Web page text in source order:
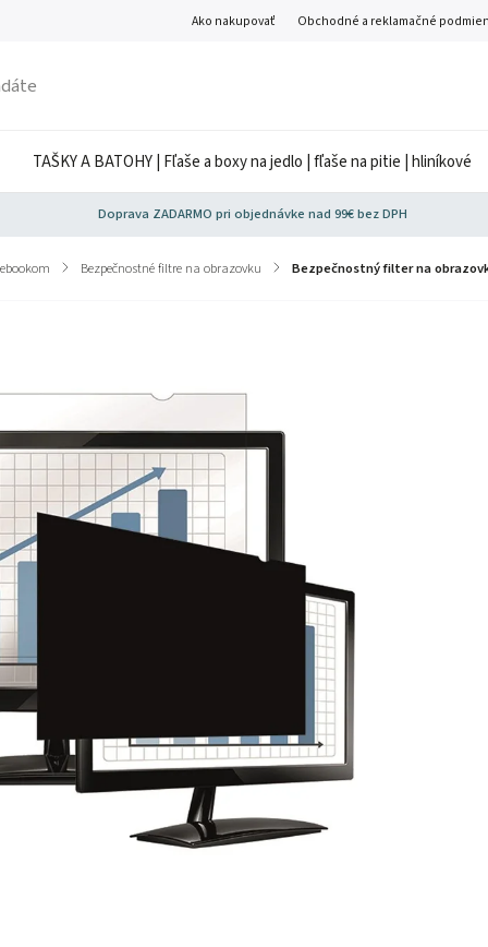
Ako nakupovať Obchodné a reklamačné
TAŠKY A BATOHY | Fľaše a boxy na jedlo | fľaše na pitie | hliníkové
Doprava ZADARMO pri objednávke nad 99€ bez DPH
/ Bezpečnostné filtre na obrazovku / Bezpečnostný filter na